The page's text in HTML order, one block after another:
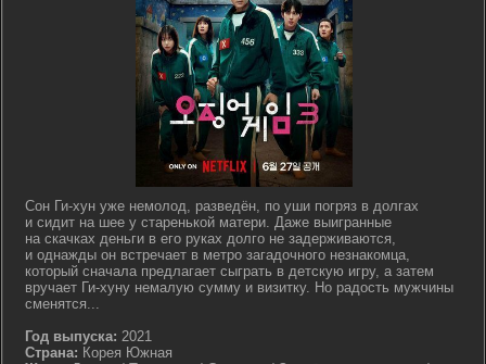
Сон Ги-хун уже немолод, разведён, по уши погряз в долгах
и сидит на шее у старенькой матери. Даже выигранные
на скачках деньги в его руках долго не задерживаются,
и однажды он встречает в метро загадочного незнакомца,
который сначала предлагает сыграть в детскую игру, а затем
вручает Ги-хуну немалую сумму и визитку. Но радость мужчины
сменятся...
Год выпуска: 2021
Страна: Корея Южная